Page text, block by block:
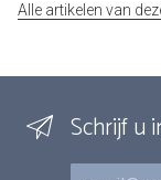
Alle artikelen van
Schrijf u
E-mail